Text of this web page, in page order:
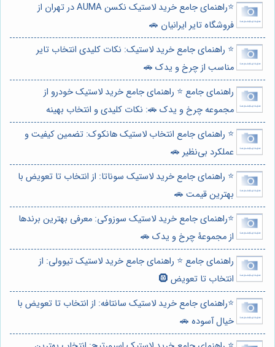
⭐️راهنمای جامع خرید لاستیک نکسن AUMA در تهران از
فروشگاه تایر ایرانیان 🚗
⭐️ راهنمای جامع خرید لاستیک: نکات کلیدی انتخاب تایر
مناسب از چرخ و یدک 🚗
راهنمای جامع ⭐️ راهنمای جامع خرید لاستیک خودرو از
مجموعه چرخ و یدک 🚗: نکات کلیدی و انتخاب بهینه
⭐️ راهنمای جامع انتخاب لاستیک هانکوک: تضمین کیفیت و
عملکرد بی‌نظیر 🚗
⭐️ راهنمای جامع خرید لاستیک سوناتا: از انتخاب تا تعویض با
بهترین قیمت 🚗
⭐️راهنمای جامع خرید لاستیک سوزوکی: معرفی بهترین برندها
از مجموعۀ چرخ و یدک 🚗
راهنمای جامع ⭐️ راهنمای جامع خرید لاستیک تیوولی: از
انتخاب تا تعویض 🛞
⭐️راهنمای جامع خرید لاستیک سانتافه: از انتخاب تا تعویض با
خیال آسوده 🚗